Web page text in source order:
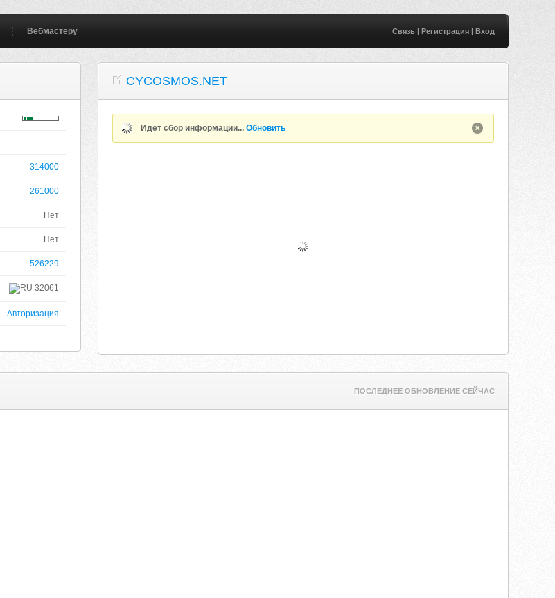
Вебмастеру Связь| Регистрация| Вход
314000
261000
Нет
Нет
526229
32061
Авторизация
CYCOSMOS.NET
Идет сбор информации...Обновить
ПОСЛЕДНЕЕ ОБНОВЛЕНИЕ СЕЙЧАС